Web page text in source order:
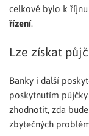
celkově bylo k
řízení.
Lze získat
Banky i další
poskytnutím
zhodnotit, zda
zbytečných